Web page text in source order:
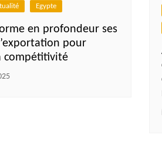
Egypte
en profondeur ses
pour
compétitivité